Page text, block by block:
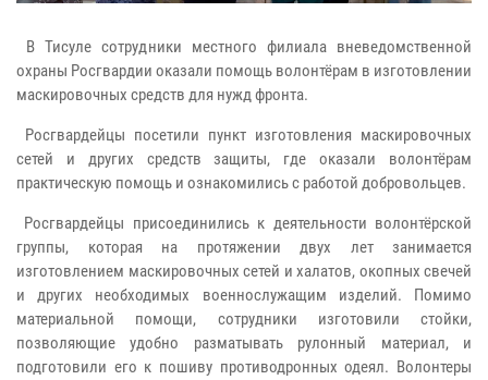
В Тисуле сотрудники местного филиала вневедомственной
охраны Росгвардии оказали помощь волонтёрам в изготовлении
маскировочных средств для нужд фронта.
Росгвардейцы посетили пункт изготовления маскировочных
сетей и других средств защиты, где оказали волонтёрам
практическую помощь и ознакомились с работой добровольцев.
Росгвардейцы присоединились к деятельности волонтёрской
группы, которая на протяжении двух лет занимается
изготовлением маскировочных сетей и халатов, окопных свечей
и других необходимых военнослужащим изделий. Помимо
материальной помощи, сотрудники изготовили стойки,
позволяющие удобно разматывать рулонный материал, и
подготовили его к пошиву противодронных одеял. Волонтеры